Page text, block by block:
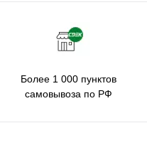
Более 1 000 пунктов
самовывоза по РФ